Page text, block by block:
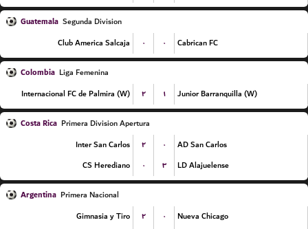
Guatemala Segunda Division
Club America Salcaja
۰ ۰ Cabrican FC
Colombia Liga Femenina
Internacional FC de Palmira (W)
۲ ۱ Junior Barranquilla (W)
Costa Rica Primera Division Apertura
Inter San Carlos
۲ ۰
AD San Carlos
CS Herediano
۰ ۳ LD Alajuelense
Argentina Primera Nacional
Gimnasia y Tiro
۲ ۰
Nueva Chicago